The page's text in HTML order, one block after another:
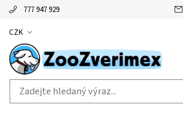
777 947 929
CZK